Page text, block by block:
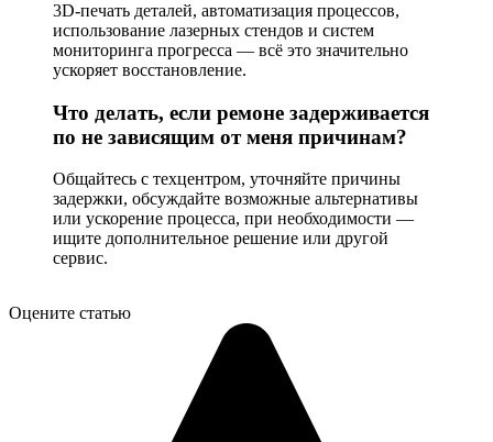
3D-печать деталей, автоматизация процессов,
использование лазерных стендов и систем
мониторинга прогресса — всё это значительно
ускоряет восстановление.
Что делать, если ремоне задерживается
по не зависящим от меня причинам?
Общайтесь с техцентром, уточняйте причины
задержки, обсуждайте возможные альтернативы
или ускорение процесса, при необходимости —
ищите дополнительное решение или другой
сервис.
Оцените статью